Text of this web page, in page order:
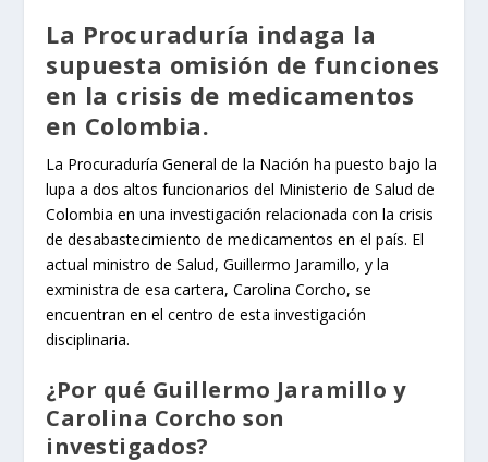
La Procuraduría indaga la
supuesta omisión de funciones
en la crisis de medicamentos
en Colombia.
La Procuraduría General de la Nación ha puesto bajo la
lupa a dos altos funcionarios del Ministerio de Salud de
Colombia en una investigación relacionada con la crisis
de desabastecimiento de medicamentos en el país. El
actual ministro de Salud, Guillermo Jaramillo, y la
exministra de esa cartera, Carolina Corcho, se
encuentran en el centro de esta investigación
disciplinaria.
¿Por qué Guillermo Jaramillo y
Carolina Corcho son
investigados?